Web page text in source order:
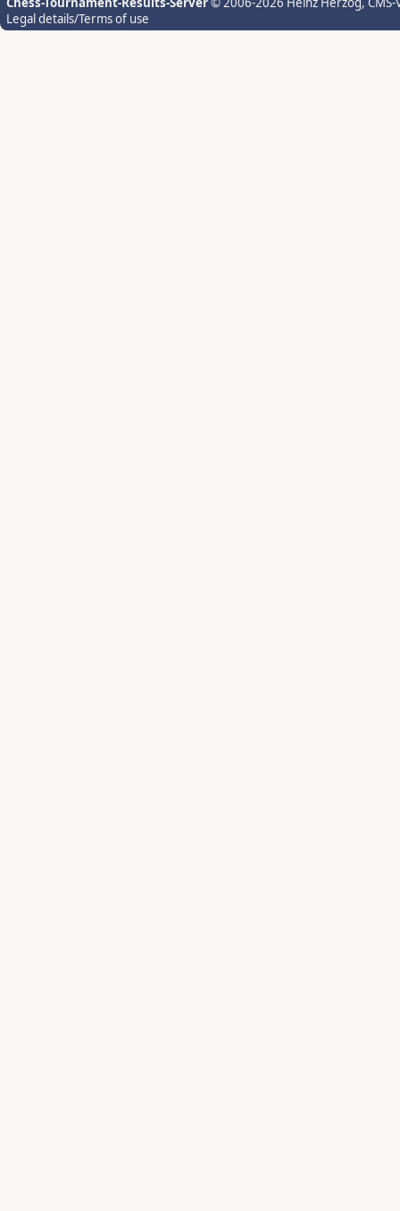
Legal details/Terms of use